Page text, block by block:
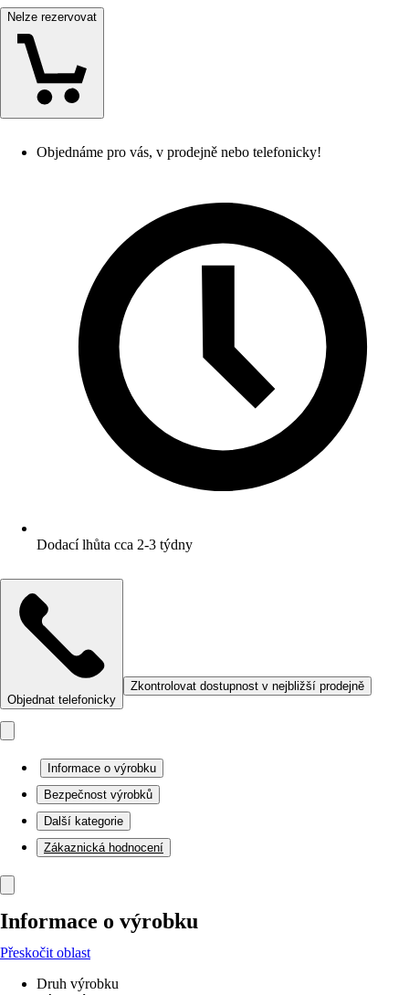
Nelze rezervovat
Objednáme pro vás, v prodejně nebo telefonicky!
Dodací lhůta cca 2-3 týdny
Objednat telefonicky
Zkontrolovat dostupnost v nejbližší prodejně
Informace o výrobku
Bezpečnost výrobků
Další kategorie
Zákaznická hodnocení
Informace o výrobku
Přeskočit oblast
Druh výrobku